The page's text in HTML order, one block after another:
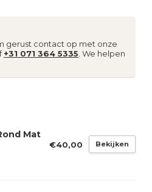
gerust contact op met onze
+31 071 364 5335 . We helpen
Mat
€40,00 Bekijken